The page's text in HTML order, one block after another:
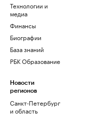
Технологии и
медиа
Финансы
Биографии
База знаний
РБК Образование
Новости
регионов
Санкт-Петербург
и область